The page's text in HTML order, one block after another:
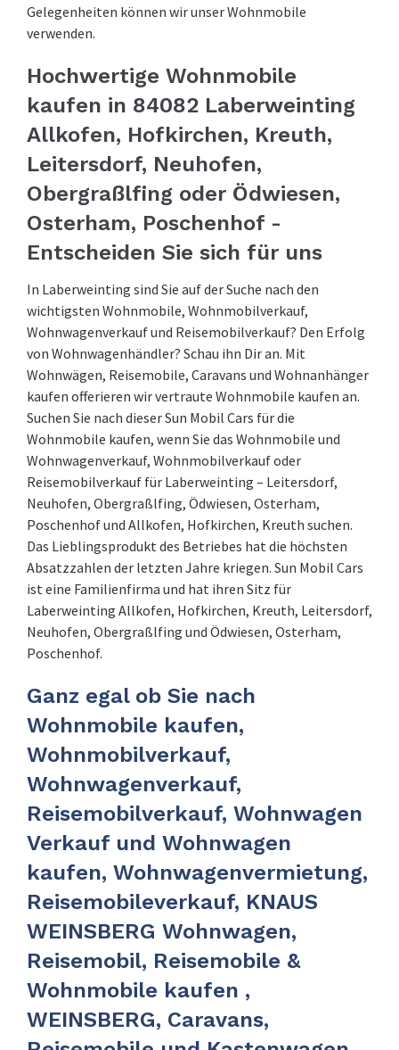
Gelegenheiten können wir unser Wohnmobile
verwenden.
Hochwertige Wohnmobile
kaufen in 84082 Laberweinting
Allkofen, Hofkirchen, Kreuth,
Leitersdorf, Neuhofen,
Obergraßlfing oder Ödwiesen,
Osterham, Poschenhof -
Entscheiden Sie sich für uns
In Laberweinting sind Sie auf der Suche nach den
wichtigsten Wohnmobile, Wohnmobilverkauf,
Wohnwagenverkauf und Reisemobilverkauf? Den Erfolg
von Wohnwagenhändler? Schau ihn Dir an. Mit
Wohnwägen, Reisemobile, Caravans und Wohnanhänger
kaufen offerieren wir vertraute Wohnmobile kaufen an.
Suchen Sie nach dieser Sun Mobil Cars für die
Wohnmobile kaufen, wenn Sie das Wohnmobile und
Wohnwagenverkauf, Wohnmobilverkauf oder
Reisemobilverkauf für Laberweinting – Leitersdorf,
Neuhofen, Obergraßlfing, Ödwiesen, Osterham,
Poschenhof und Allkofen, Hofkirchen, Kreuth suchen.
Das Lieblingsprodukt des Betriebes hat die höchsten
Absatzzahlen der letzten Jahre kriegen. Sun Mobil Cars
ist eine Familienfirma und hat ihren Sitz für
Laberweinting Allkofen, Hofkirchen, Kreuth, Leitersdorf,
Neuhofen, Obergraßlfing und Ödwiesen, Osterham,
Poschenhof.
Ganz egal ob Sie nach
Wohnmobile kaufen,
Wohnmobilverkauf,
Wohnwagenverkauf,
Reisemobilverkauf, Wohnwagen
Verkauf und Wohnwagen
kaufen, Wohnwagenvermietung,
Reisemobileverkauf, KNAUS
WEINSBERG Wohnwagen,
Reisemobil, Reisemobile &
Wohnmobile kaufen ,
WEINSBERG, Caravans,